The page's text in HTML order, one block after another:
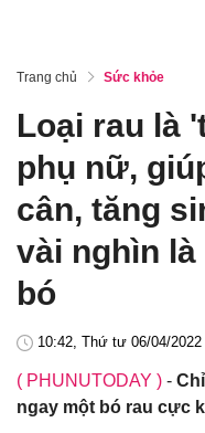
Trang chủ Sức khỏe
Loại rau là
phụ nữ,
cân, tăng
vài nghìn
bó
10:42, Thứ tư 06/04/2022
( PHUNUTODAY ) -
ngay một bó rau cực